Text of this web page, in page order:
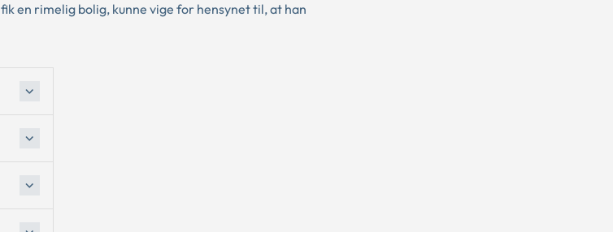
en rimelig bolig, kunne vige for hensynet til, at han